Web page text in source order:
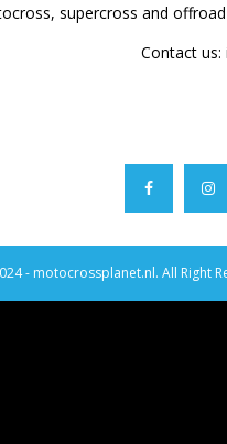
supercross and
Contact us:
- motocrossplanet.nl. All Right